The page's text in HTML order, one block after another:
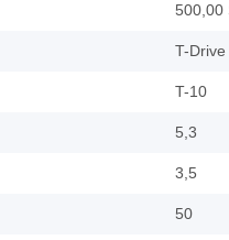
500,00
T-Drive
T-10
5,3
3,5
50